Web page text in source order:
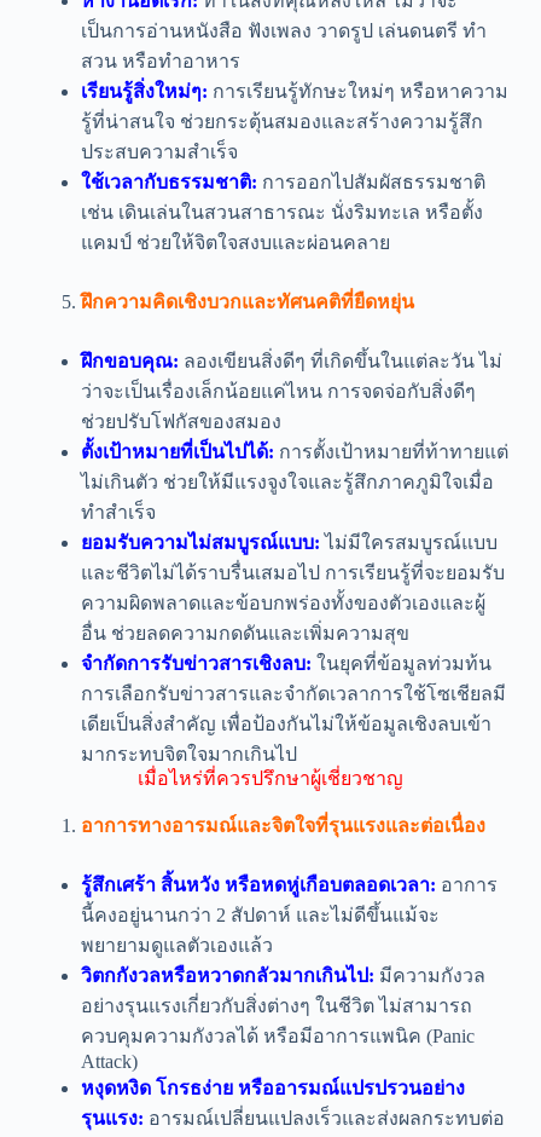
เป็นการอ่านหนังสือ ฟังเพลง วาดรูป เล่นดนตรี ทำ
สวน หรือทำอาหาร
เรียนรู้สิ่งใหม่ๆ: การเรียนรู้ทักษะใหม่ๆ หรือหาความ
รู้ที่น่าสนใจ ช่วยกระตุ้นสมองและสร้างความรู้สึก
ประสบความสำเร็จ
ใช้เวลากับธรรมชาติ: การออกไปสัมผัสธรรมชาติ
เช่น เดินเล่นในสวนสาธารณะ นั่งริมทะเล หรือตั้ง
แคมป์ ช่วยให้จิตใจสงบและผ่อนคลาย
ฝึกความคิดเชิงบวกและทัศนคติที่ยืดหยุ่น
ฝึกขอบคุณ: ลองเขียนสิ่งดีๆ ที่เกิดขึ้นในแต่ละวัน ไม่
ว่าจะเป็นเรื่องเล็กน้อยแค่ไหน การจดจ่อกับสิ่งดีๆ
ช่วยปรับโฟกัสของสมอง
ตั้งเป้าหมายที่เป็นไปได้: การตั้งเป้าหมายที่ท้าทายแต่
ไม่เกินตัว ช่วยให้มีแรงจูงใจและรู้สึกภาคภูมิใจเมื่อ
ทำสำเร็จ
ยอมรับความไม่สมบูรณ์แบบ: ไม่มีใครสมบูรณ์แบบ
และชีวิตไม่ได้ราบรื่นเสมอไป การเรียนรู้ที่จะยอมรับ
ความผิดพลาดและข้อบกพร่องทั้งของตัวเองและผู้
อื่น ช่วยลดความกดดันและเพิ่มความสุข
จำกัดการรับข่าวสารเชิงลบ: ในยุคที่ข้อมูลท่วมท้น
การเลือกรับข่าวสารและจำกัดเวลาการใช้โซเชียลมี
เดียเป็นสิ่งสำคัญ เพื่อป้องกันไม่ให้ข้อมูลเชิงลบเข้า
มากระทบจิตใจมากเกินไป
เมื่อไหร่ที่ควรปรึกษาผู้เชี่ยวชาญ
อาการทางอารมณ์และจิตใจที่รุนแรงและต่อเนื่อง
รู้สึกเศร้า สิ้นหวัง หรือหดหู่เกือบตลอดเวลา: อาการ
นี้คงอยู่นานกว่า 2 สัปดาห์ และไม่ดีขึ้นแม้จะ
พยายามดูแลตัวเองแล้ว
วิตกกังวลหรือหวาดกลัวมากเกินไป: มีความกังวล
อย่างรุนแรงเกี่ยวกับสิ่งต่างๆ ในชีวิต ไม่สามารถ
ควบคุมความกังวลได้ หรือมีอาการแพนิค (Panic
Attack)
หงุดหงิด โกรธง่าย หรืออารมณ์แปรปรวนอย่าง
รุนแรง: อารมณ์เปลี่ยนแปลงเร็วและส่งผลกระทบต่อ